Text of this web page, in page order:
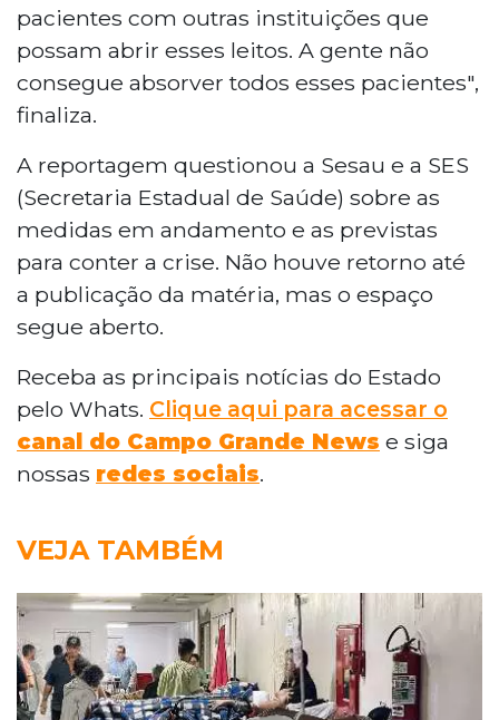
pacientes com outras instituições que
possam abrir esses leitos. A gente não
consegue absorver todos esses pacientes",
finaliza.
A reportagem questionou a Sesau e a SES
(Secretaria Estadual de Saúde) sobre as
medidas em andamento e as previstas
para conter a crise. Não houve retorno até
a publicação da matéria, mas o espaço
segue aberto.
Receba as principais notícias do Estado
pelo Whats. Clique aqui para acessar o
canal do Campo Grande News e siga
nossas redes sociais.
VEJA TAMBÉM